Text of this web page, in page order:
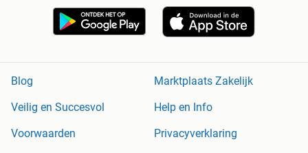
Blog
Marktplaats Zakelijk
Veilig en Succesvol
Help en Info
Voorwaarden
Privacyverklaring